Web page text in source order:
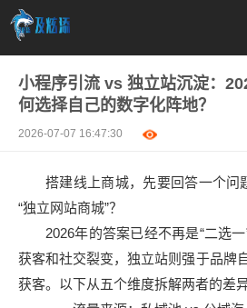
小程序引流 vs 独立站沉淀：
何选择自己的数字化阵地？
2026-07-07 16:47:30
搭建线上商城，先要回答一个问
“独立网站商城”？
2026年的答案已经不再是“二选
获客和社交裂变，独立站则强于品牌
获客。以下从五个维度拆解两者的差异